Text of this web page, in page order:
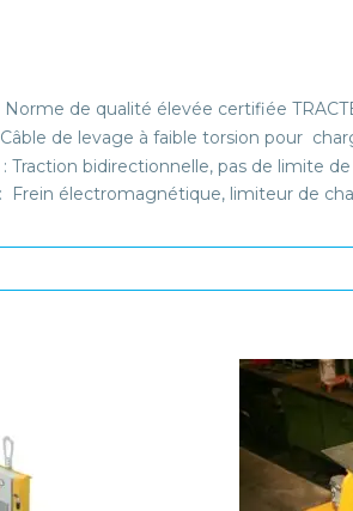
Norme de qualité élevée certifiée
de levage à faible torsion pour
: Traction bidirectionnelle, pas de limite
: Frein électromagnétique, limiteur de